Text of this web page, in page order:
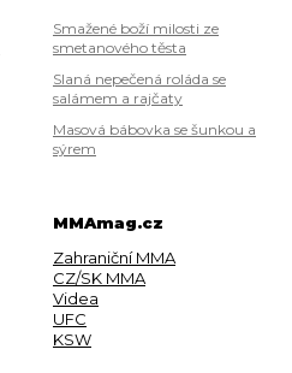
Smažené boží milosti ze
smetanového těsta
Slaná nepečená roláda se
salámem a rajčaty
Masová bábovka se šunkou a
sýrem
MMAmag.cz
Zahraniční MMA
CZ/SK MMA
Videa
UFC
KSW